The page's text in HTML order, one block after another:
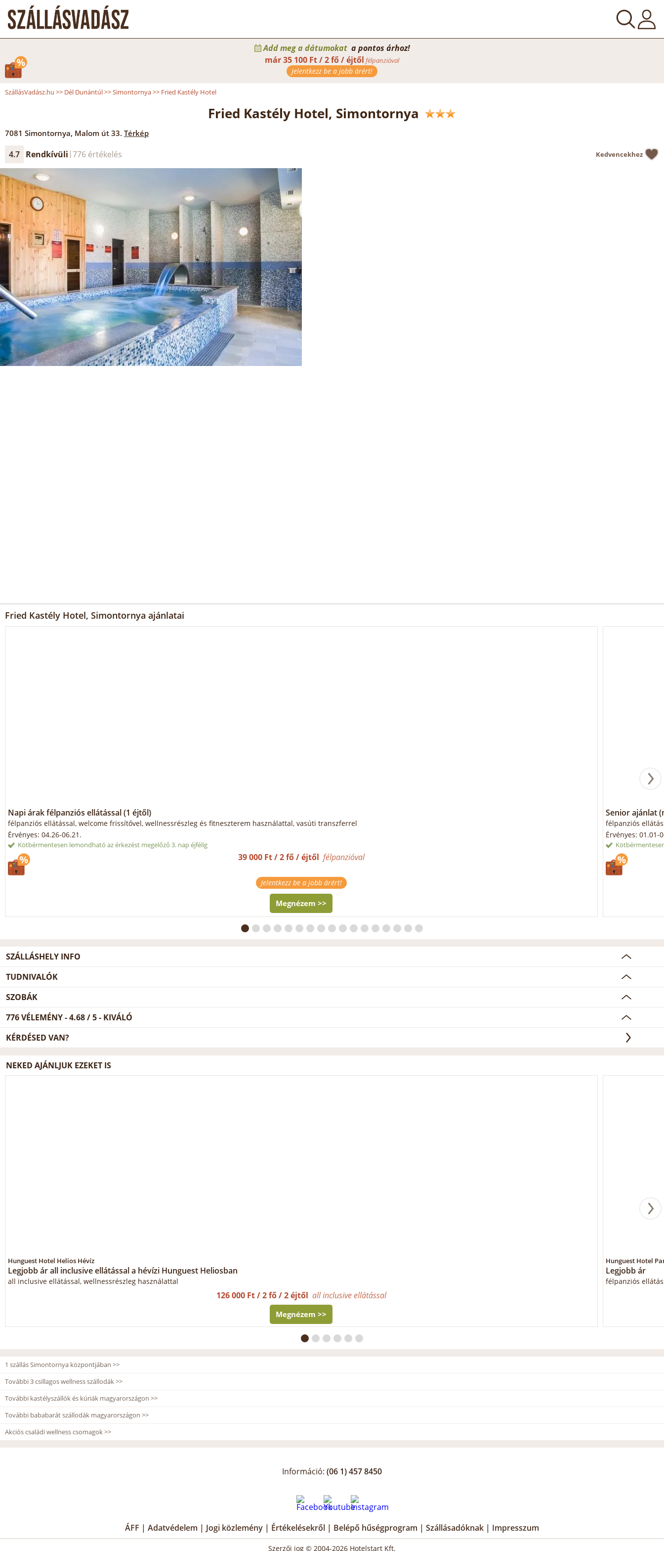
Add meg a dátumokat a pontos árhoz!
már35 100 Ft / 2 fő / éjtől félpanzióval
Jelentkezz be a jobb árért!
SzállásVadász.hu >> Dél Dunántúl>>Simontornya>> Fried Kastély Hotel
Fried Kastély Hotel, Simontornya
7081 Simontornya, Malom út 33. Térkép
4.7 Rendkívüli 776 értékelés Kedvencekhez
Fried Kastély Hotel, Simontornya ajánlatai
Napi árak félpanziós ellátással (1 éjtől)
félpanziós ellátással, welcome frissítővel, wellnessrészleg és fitneszterem használattal, vasúti transzferrel
Érvényes: 04.26-06.21.
Kötbérmentesen lemondható az érkezést megelőző 3. nap éjfélig
39 000 Ft / 2 fő / éjtől félpanzióval
Jelentkezz be a jobb árért!
Megnézem >>
Senior ajánlat
félpanziós
Érvényes: 01.01-
SZÁLLÁSHELY INFO
TUDNIVALÓK
SZOBÁK
776VÉLEMÉNY -4.68/5- KIVÁLÓ
KÉRDÉSED VAN?
NEKED AJÁNLJUK EZEKET IS
Hunguest Hotel Helios Hévíz
Legjobb ár all inclusive ellátással a hévízi Hunguest Heliosban
all inclusive ellátással, wellnessrészleg használattal
126 000 Ft / 2 fő / 2 éjtől all inclusive ellátással
Megnézem >>
Hunguest Hotel
Legjobb ár
félpanziós
1 szállás Simontornya központjában >>
További 3 csillagos wellness szállodák >>
További kastélyszállók és kúriák magyarországon >>
További bababarát szállodák magyarországon >>
Akciós családi wellness csomagok >>
Információ: (06 1) 457 8450
ÁFF | Adatvédelem | Jogi közlemény | Értékelésekről | Belépő hűségprogram | Szállásadóknak | Impresszum
Szerzői jog © 2004-2026 Hotelstart Kft.